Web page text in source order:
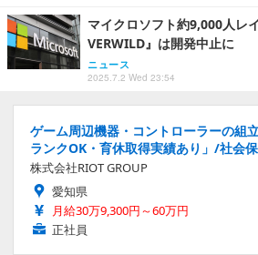
マイクロソフト約9,000人レ
VERWILD』は開発中止に
ニュース
2025.7.2 Wed 23:54
ゲーム周辺機器・コントローラーの組
ランクOK・育休取得実績あり」/社会
株式会社RIOT GROUP
愛知県
月給30万9,300円～60万円
正社員